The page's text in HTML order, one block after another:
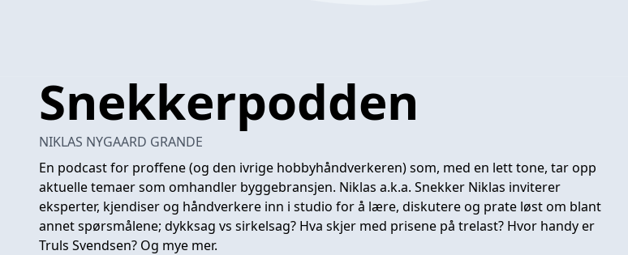
Snekkerpodden
NIKLAS NYGAARD GRANDE
En podcast for proffene (og den ivrige hobbyhåndverkeren) som, med en lett tone, tar opp
aktuelle temaer som omhandler byggebransjen. Niklas a.k.a. Snekker Niklas inviterer
eksperter, kjendiser og håndverkere inn i studio for å lære, diskutere og prate løst om blant
annet spørsmålene; dykksag vs sirkelsag? Hva skjer med prisene på trelast? Hvor handy er
Truls Svendsen? Og mye mer.